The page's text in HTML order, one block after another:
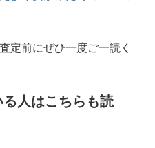
定前にぜひ一度ご一読く
人はこちらも読